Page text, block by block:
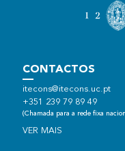
CONTACTOS
itecons@itecons.uc.pt
+351 239 79 89 49
(Chamada para a rede fixa
VER MAIS